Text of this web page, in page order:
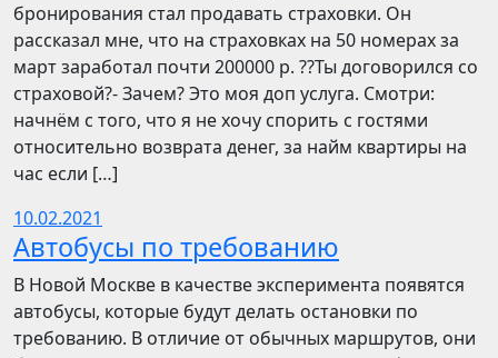
бронирования стал продавать страховки. Он
рассказал мне, что на страховках на 50 номерах за
март заработал почти 200000 р. ??Ты договорился со
страховой?- Зачем? Это моя доп услуга. Смотри:
начнём с того, что я не хочу спорить с гостями
относительно возврата денег, за найм квартиры на
час если […]
10.02.2021
Автобусы по требованию
В Новой Москве в качестве эксперимента появятся
автобусы, которые будут делать остановки по
требованию. В отличие от обычных маршрутов, они